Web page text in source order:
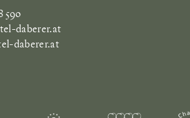
590
daberer.at
daberer.at